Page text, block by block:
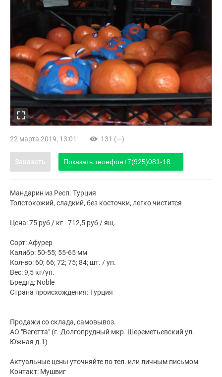
22 марта 2019, 13:01 131 (—)
Заказать Показать телефон+7(925)081-18....
Мандарин из Респ. Турция
Толстокожий, сладкий, без косточки, легко чистится
Цена: 75 руб / кг - 712,5 руб / ящ.
Сорт: Афурер
Калибр: 50-55; 55-65 мм
Кол-во: 60; 66; 72; 75; 84; шт. / уп.
Вес: 9,5 кг/уп.
Бреднд: Noble
Страна происхождения: Турция
Продажи со склада, самовывоз.
АО "Вегетта" (г. Долгопрудный мкр. Шереметьевский ул.
Южная д.1)
Актуальные цены уточняйте по тел. или личным письмом
Контакт: Мушвиг